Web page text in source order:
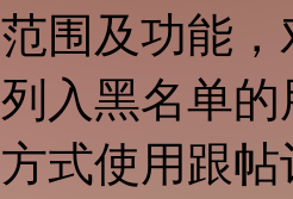
围及功能
入黑名单
式使用跟